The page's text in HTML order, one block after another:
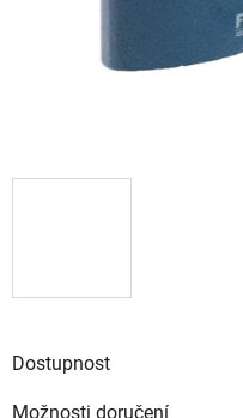
Dostupnost
Možnosti doručení